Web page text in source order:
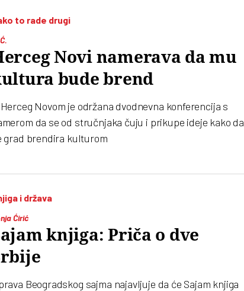
to rade drugi
Novi namerava da mu
bude brend
Novom je održana dvodnevna konferencija s
da se od stručnjaka čuju i prikupe ideje kako da
grad brendira kulturom
i država
Ćirić
knjiga: Priča o dve
Beogradskog sajma najavljuje da će Sajam knjiga